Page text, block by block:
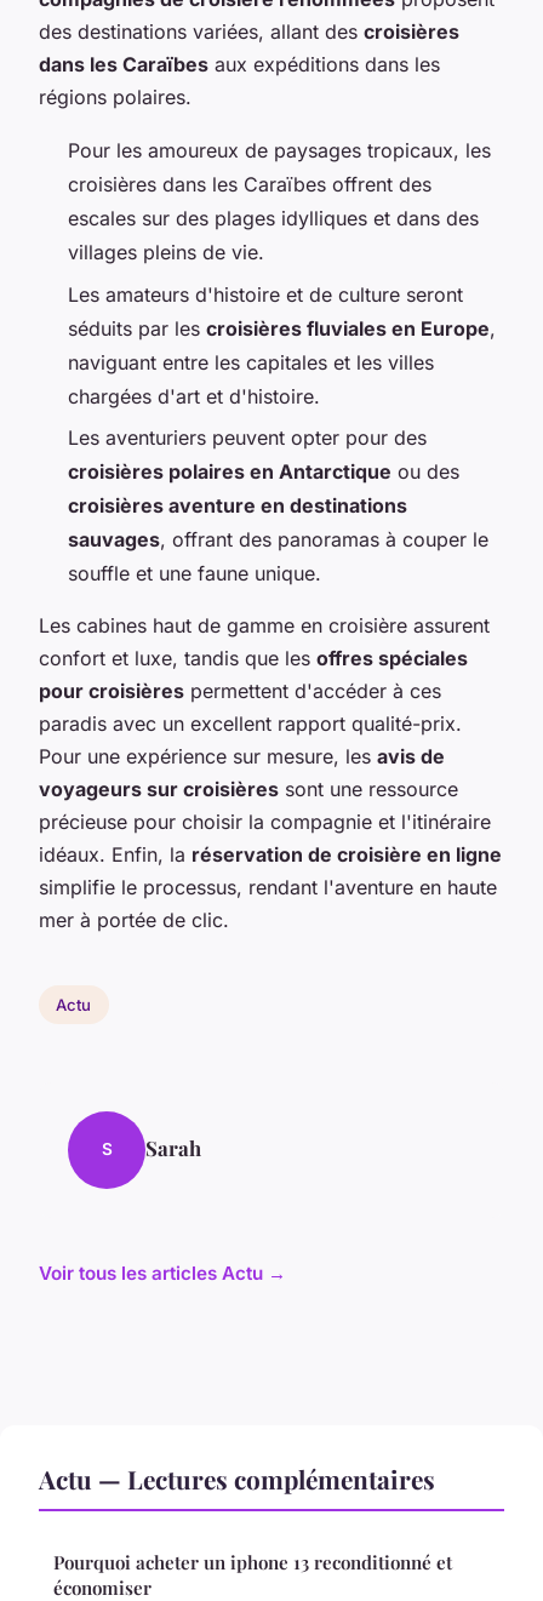
des destinations variées, allant des croisières
dans les Caraïbes aux expéditions dans les
régions polaires.
Pour les amoureux de paysages tropicaux, les
croisières dans les Caraïbes offrent des
escales sur des plages idylliques et dans des
villages pleins de vie.
Les amateurs d'histoire et de culture seront
séduits par les croisières fluviales en Europe,
naviguant entre les capitales et les villes
chargées d'art et d'histoire.
Les aventuriers peuvent opter pour des
croisières polaires en Antarctique ou des
croisières aventure en destinations
sauvages, offrant des panoramas à couper le
souffle et une faune unique.
Les cabines haut de gamme en croisière assurent
confort et luxe, tandis que les offres spéciales
pour croisières permettent d'accéder à ces
paradis avec un excellent rapport qualité-prix.
Pour une expérience sur mesure, les avis de
voyageurs sur croisières sont une ressource
précieuse pour choisir la compagnie et l'itinéraire
idéaux. Enfin, la réservation de croisière en ligne
simplifie le processus, rendant l'aventure en haute
mer à portée de clic.
Actu
S Sarah
Voir tous les articles Actu →
Actu — Lectures complémentaires
Pourquoi acheter un iphone 13 reconditionné et
économiser